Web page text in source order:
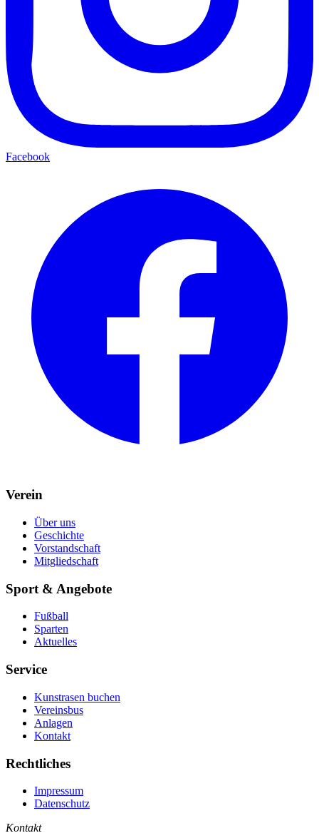
Facebook
Verein
Über uns
Geschichte
Vorstandschaft
Mitgliedschaft
Sport & Angebote
Fußball
Sparten
Aktuelles
Service
Kunstrasen buchen
Vereinsbus
Anlagen
Kontakt
Rechtliches
Impressum
Datenschutz
Kontakt